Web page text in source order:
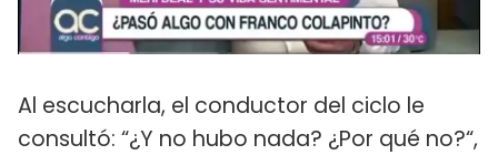
Al escucharla, el conductor del ciclo le
consultó: “¿Y no hubo nada? ¿Por qué no?“,